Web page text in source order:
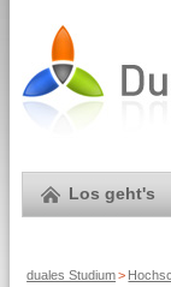
Los geht's
duales Studium>